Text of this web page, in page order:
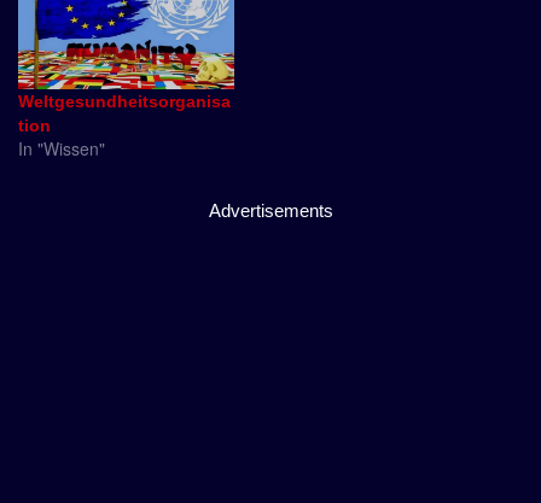
Weltgesundheitsorganisa
tion
In "Wissen"
Advertisements